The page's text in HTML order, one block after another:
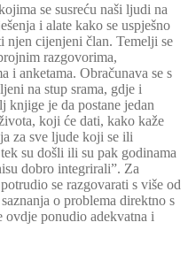
se susreću naši ljudi na
i alate kako se uspješno
njen cijenjeni član. Temelji se
razgovorima,
i anketama. Obračunava se s
na stup srama, gdje i
knjige je da postane jedan
koji će dati, kako kaže
za sve ljude koji se ili
su došli ili su pak godinama
dobro integrirali”. Za
se razgovarati s više od
o problema direktno s
ovdje ponudio adekvatna i